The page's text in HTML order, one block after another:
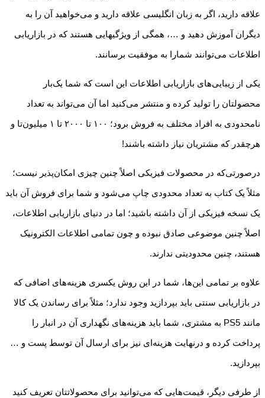
علاقه دارید، اگر به زبان انگلیسی علاقه دارید و می‌خواهید آن را به
دیگران آموزش دهید و …، همگی از ویژگی­هایی هستند که در بازاریابی
اطلاعات می‌توانند شمارا به موفقیت برسانند.
یکی از زیبایی‌های بازاریابی اطلاعات این است که شما یک‌بار
محصولتان را تولید کرده و منتشر می‌کنید اما آن می‌تواند به تعداد
نامحدودی به افراد مختلف به فروش برود؛ ۱۰۰ تا ۲۰۰۰ تا ۱ میلیون‌تا و
هرچقدر که مشتریان نیاز داشته باشند!
درصورتی‌که در محصولات فیزیکی اصلاً چنین چیزی امکان‌پذیر نیست؛
مثلاً یک کتاب به تعداد محدودی چاپ می‌شود و شما برای فروش آن باید
یک نسخه فیزیکی از آن داشته باشید؛ اما در دنیای بازاریابی اطلاعات،
اصلاً چنین موضوعی صادق نبوده و چون تمامی اطلاعات الکترونیک
هستند، چنین محدودیتی ندارند.
علاوه بر تمامی این‌ها، شما در این روش یکسری هزینه‌های اضافی که
در بازاریابی سنتی باید بپردازید وجود ندارد؛ مثلاً برای رساندن یک کالا
مانند PS5 به مشتری، شما باید هزینه‌های نگهداری آن در انبار را
پرداخت کرده و درنهایت هزینه‌ای نیز برای ارسال آن توسط پست و …
بپردازید.
از طرفی دیگر، قیمت‌هایی که می‌توانید برای محصولاتتان تعریف کنید